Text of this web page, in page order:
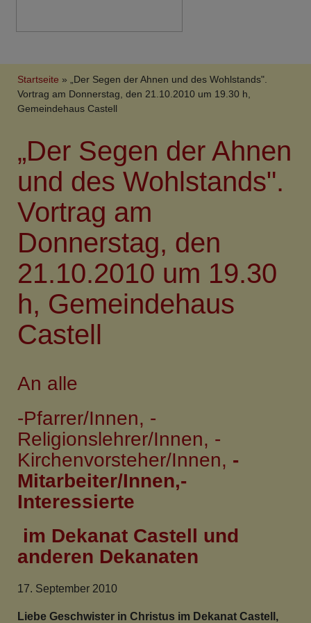
Breadcrumb
Startseite
„Der Segen der Ahnen und des Wohlstands".
Vortrag am Donnerstag, den 21.10.2010 um 19.30 h,
Gemeindehaus Castell
„Der Segen der Ahnen
und des Wohlstands".
Vortrag am
Donnerstag, den
21.10.2010 um 19.30
h, Gemeindehaus
Castell
An alle
-Pfarrer/Innen, -
Religionslehrer/Innen, -
Kirchenvorsteher/Innen, -
Mitarbeiter/Innen,-
Interessierte
im Dekanat Castell und
anderen Dekanaten
17. September 2010
Liebe Geschwister in Christus im Dekanat Castell,